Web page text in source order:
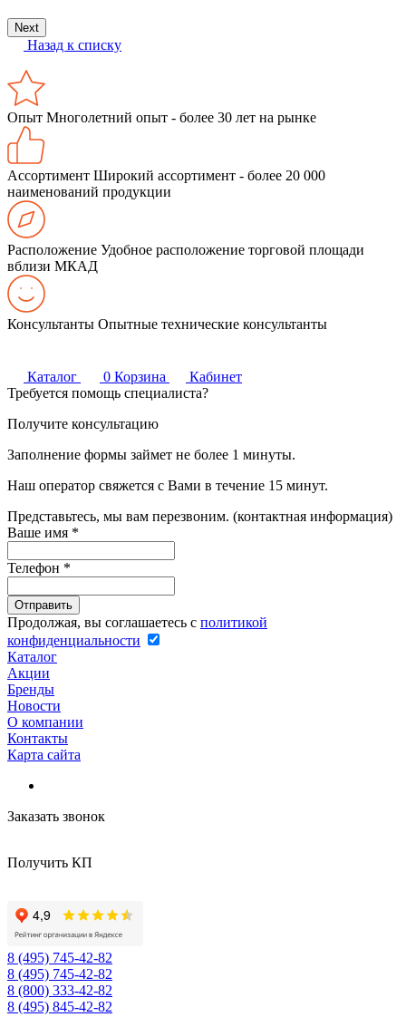
Next
Назад к списку
Опыт Многолетний опыт - более 30 лет на рынке
Ассортимент Широкий ассортимент - более 20 000
наименований продукции
Расположение Удобное расположение торговой площади
вблизи МКАД
Консультанты Опытные технические консультанты
Каталог 0 Корзина
Кабинет
Требуется помощь специалиста?
Получите консультацию
Заполнение формы займет не более 1 минуты.
Наш оператор свяжется с Вами в течение 15 минут.
Представьтесь, мы вам перезвоним. (контактная информация)
Ваше имя *
Телефон *
Продолжая, вы соглашаетесь с политикой
конфиденциальности
Каталог
Акции
Бренды
Новости
О компании
Контакты
Карта сайта
Заказать звонок
Получить КП
8 (495) 745-42-82
8 (495) 745-42-82
8 (800) 333-42-82
8 (495) 845-42-82